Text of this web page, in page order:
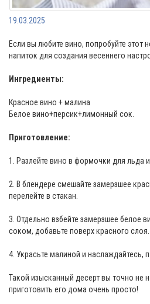
19.03.2025
Если вы любите вино, попробуйте этот
напиток для создания весеннего
Ингредиенты:
Красное вино + малина
Белое вино+персик+лимонный сок.
Приготовление:
1. Разлейте вино в формочки для льда и
2. В блендере смешайте замерзшее
перелейте в стакан.
3. Отдельно взбейте замерзшее белое
соком, добавьте поверх красного слоя.
4. Украсьте малиной и наслаждайтесь,
Такой изысканный десерт вы точно не
приготовить его дома очень просто!